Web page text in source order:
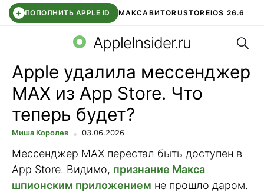
+ ПОПОЛНИТЬ APPLE ID МАКСАВИТОRUSTOREIOS 26.6
СБЕР КИДС ВТБ ОНЛАЙН ЧАТ В ROBLOX
AppleInsider.ru
Apple удалила мессенджер
MAX из App Store. Что
теперь будет?
Миша Королев 03.06.2026
Мессенджер MAX перестал быть доступен в
App Store. Видимо, признание Макса
шпионским приложением не прошло даром.